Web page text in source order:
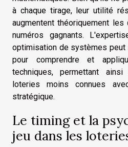
à chaque tirage, leur utilité
augmentent théoriquement
numéros gagnants.
optimisation de systèmes
pour comprendre et
techniques, permettant
loteries moins connues
stratégique.
Le timing et la
jeu dans les